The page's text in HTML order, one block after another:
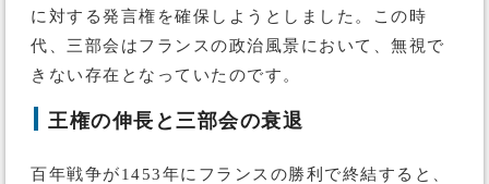
に対する発言権を確保しようとしました。この時
代、三部会はフランスの政治風景において、無視で
きない存在となっていたのです。
王権の伸長と三部会の衰退
百年戦争が1453年にフランスの勝利で終結すると、